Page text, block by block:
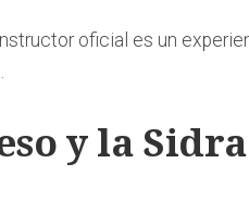
oficial es un
y la Sidra